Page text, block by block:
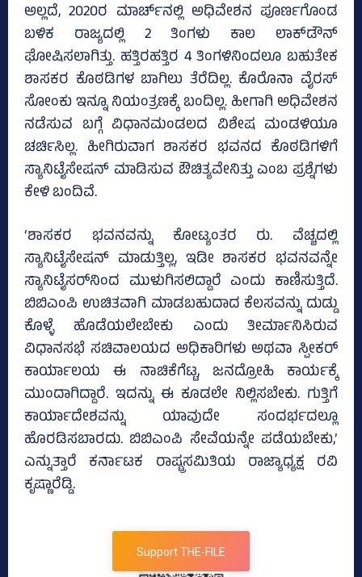
ಅಲ್ಲದೆ, 2020ರ ಮಾರ್ಚ್‌ನಲ್ಲಿ ಅಧಿವೇಶನ ಪೂರ್ಣಗೊಂಡ
ಬಳಿಕ ರಾಜ್ಯದಲ್ಲಿ 2 ತಿಂಗಳು ಕಾಲ ಲಾಕ್‌ಡೌನ್‌
ಘೋಷಿಸಲಾಗಿತ್ತು. ಹತ್ತಿರಹತ್ತಿರ 4 ತಿಂಗಳಿನಿಂದಲೂ ಬಹುತೇಕ
ಶಾಸಕರ ಕೊಠಡಿಗಳ ಬಾಗಿಲು ತೆರೆದಿಲ್ಲ. ಕೊರೊನಾ ವೈರಸ್‌
ಸೋಂಕು ಇನ್ನೂ ನಿಯಂತ್ರಣಕ್ಕೆ ಬಂದಿಲ್ಲ. ಹೀಗಾಗಿ ಅಧಿವೇಶನ
ನಡೆಸುವ ಬಗ್ಗೆ ವಿಧಾನಮಂಡಲದ ವಿಶೇಷ ಮಂಡಳಿಯೂ
ಚರ್ಚಿಸಿಲ್ಲ. ಹೀಗಿರುವಾಗ ಶಾಸಕರ ಭವನದ ಕೊಠಡಿಗಳಿಗೆ
ಸ್ಯಾನಿಟೈಸೇಷನ್‌ ಮಾಡಿಸುವ ಔಚಿತ್ಯವೇನಿತ್ತು ಎಂಬ ಪ್ರಶ್ನೆಗಳು
ಕೇಳಿ ಬಂದಿವೆ.
‘ಶಾಸಕರ ಭವನವನ್ನು ಕೋಟ್ಯಂತರ ರು. ವೆಚ್ಚದಲ್ಲಿ
ಸ್ಯಾನಿಟೈಸೇಷನ್‌ ಮಾಡುತ್ತಿಲ್ಲ, ಇಡೀ ಶಾಸಕರ ಭವನವನ್ನೇ
ಸ್ಯಾನಿಟೈಸರ್‌ನಿಂದ ಮುಳುಗಿಸಲಿದ್ದಾರೆ ಎಂದು ಕಾಣಿಸುತ್ತಿದೆ.
ಬಿಬಿಎಂಪಿ ಉಚಿತವಾಗಿ ಮಾಡಬಹುದಾದ ಕೆಲಸವನ್ನು ದುಡ್ಡು
ಕೊಳ್ಳೆ ಹೊಡೆಯಲೇಬೇಕು ಎಂದು ತೀರ್ಮಾನಿಸಿರುವ
ವಿಧಾನಸಭೆ ಸಚಿವಾಲಯದ ಅಧಿಕಾರಿಗಳು ಅಥವಾ ಸ್ಪೀಕರ್‌
ಕಾರ್ಯಾಲಯ ಈ ನಾಚಿಕೆಗೆಟ್ಟ, ಜನದ್ರೋಹಿ ಕಾರ್ಯಕ್ಕೆ
ಮುಂದಾಗಿದ್ದಾರೆ. ಇದನ್ನು ಈ ಕೂಡಲೇ ನಿಲ್ಲಿಸಬೇಕು. ಗುತ್ತಿಗೆ
ಕಾರ್ಯಾದೇಶವನ್ನು ಯಾವುದೇ ಸಂದರ್ಭದಲ್ಲೂ
ಹೊರಡಿಸಬಾರದು. ಬಿಬಿಎಂಪಿ ಸೇವೆಯನ್ನೇ ಪಡೆಯಬೇಕು,’
ಎನ್ನುತ್ತಾರೆ ಕರ್ನಾಟಕ ರಾಷ್ಟ್ರಸಮಿತಿಯ ರಾಜ್ಯಾಧ್ಯಕ್ಷ ರವಿ
ಕೃಷ್ಣಾರೆಡ್ಡಿ.
Support THE-FILE